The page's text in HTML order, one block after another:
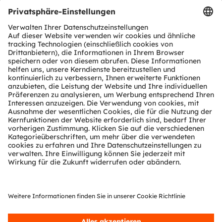
Produkt Selektor
Download Center
Tools
Kundenanfragen
Technischer Support
Partner Netzwerk
Whistleblowing
© 2026 ams-OSRAM AG. All rights reserved.
Datenschutzerklärung Nutzungsbedingungen
Terms of Trade
ImpressumCookie PolicyAI Policy